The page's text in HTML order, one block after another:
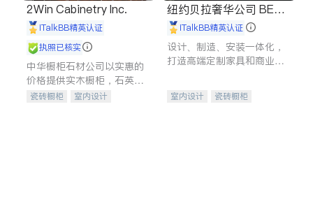
2Win Cabinetry Inc.
iTalkBB精英认证
执照已核实
中华橱柜石材公司以实惠的
价格提供实木橱柜，石英石
台面，多种优质不锈钢水
瓷砖橱柜
室内设计
纽约贝拉奢华公司 BELL
A LUXE
iTalkBB精英认证
设计、制造、安装一体化，
打造高端定制家具和商业空
室内设计
瓷砖橱柜